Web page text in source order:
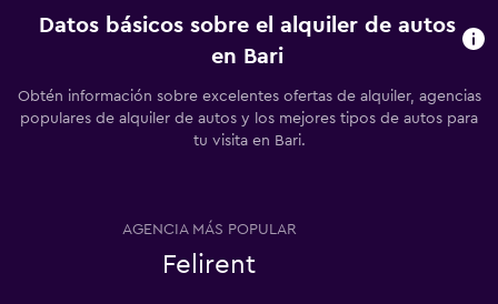
Datos básicos sobre el alquiler de autos
en Bari
Obtén información sobre excelentes ofertas de alquiler, agencias
populares de alquiler de autos y los mejores tipos de autos para
tu visita en Bari.
AGENCIA MÁS POPULAR
Felirent